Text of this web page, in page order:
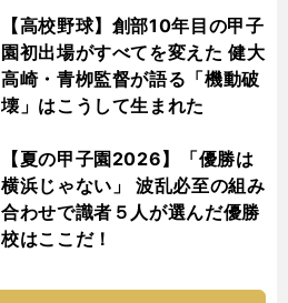
【高校野球】創部10年目の甲子
園初出場がすべてを変えた 健大
高崎・青栁監督が語る「機動破
壊」はこうして生まれた
【夏の甲子園2026】「優勝は
横浜じゃない」 波乱必至の組み
合わせで識者５人が選んだ優勝
校はここだ！